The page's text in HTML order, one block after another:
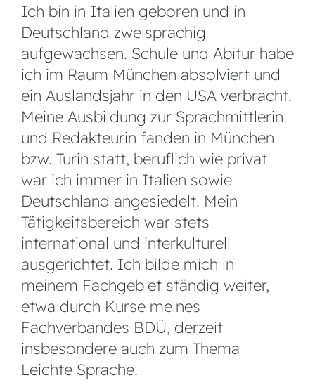
Ich bin in Italien geboren und in
Deutschland zweisprachig
aufgewachsen. Schule und Abitur habe
ich im Raum München absolviert und
ein Auslandsjahr in den USA verbracht.
Meine Ausbildung zur Sprachmittlerin
und Redakteurin fanden in München
bzw. Turin statt, beruflich wie privat
war ich immer in Italien sowie
Deutschland angesiedelt. Mein
Tätigkeitsbereich war stets
international und interkulturell
ausgerichtet. Ich bilde mich in
meinem Fachgebiet ständig weiter,
etwa durch Kurse meines
Fachverbandes BDÜ, derzeit
insbesondere auch zum Thema
Leichte Sprache.